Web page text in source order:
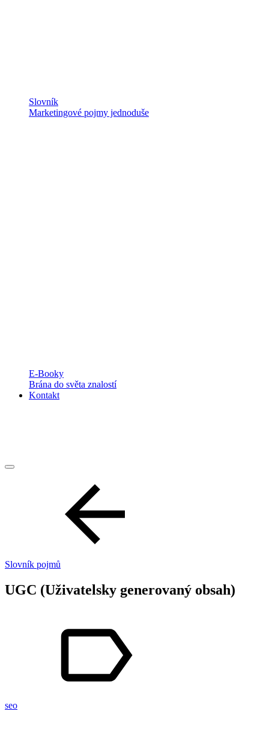
Slovník
Marketingové pojmy jednoduše
E-Booky
Brána do světa znalostí
Kontakt
Slovník pojmů
UGC (Uživatelsky generovaný obsah)
seo